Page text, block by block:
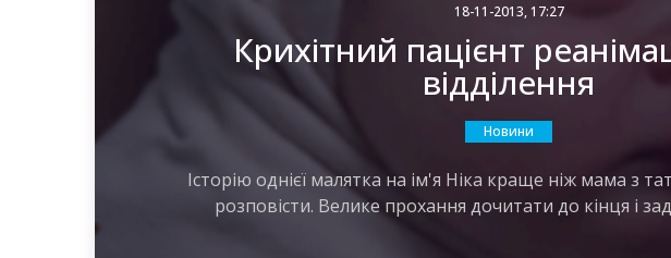
18-11-2013, 17:27
Крихітний пацієнт
відділення
Новини
Історію однієї малятка на ім'я Ніка краще ніж мама з
розповісти. Велике прохання дочитати до кінця і